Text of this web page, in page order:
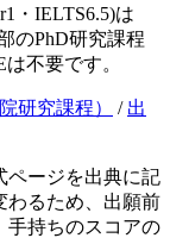
・IELTS6.5)は
のPhD研究課程
不要です。
研究課程） / 出
ページを出典に記
わるため、出願前
手持ちのスコアの